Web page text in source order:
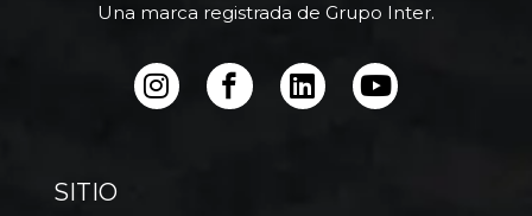
Una marca registrada de Grupo Inter.
SITIO